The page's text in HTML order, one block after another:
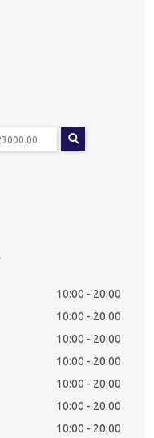
10:00
20:00
10:00
20:00
10:00
20:00
10:00
20:00
10:00
20:00
10:00
20:00
10:00 20:00